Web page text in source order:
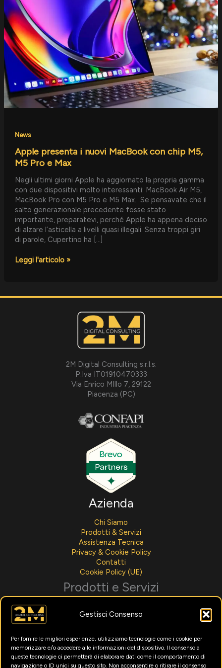
Gestisci Consenso
Per fornire le migliori esperienze, utilizziamo tecnologie come i cookie per
memorizzare e/o accedere alle informazioni del dispositivo. Il consenso a
queste tecnologie ci permetterà di elaborare dati come il comportamento di
navigazione o ID unici su questo sito. Non acconsentire o ritirare il consenso
News
Apple presenta i nuovi MacBook con chip M5,
M5 Pro e Max
Negli ultimi giorni Apple ha aggiornato la propria gamma
con due dispositivi molto interessanti: MacBook Air M5,
MacBook Pro con M5 Pro e M5 Max. Se pensavate che il
salto generazionale precedente fosse stato
importante, preparatevi, perché Apple ha appena deciso
di alzare l’asticella a livelli quasi illegali. Senza troppi giri
di parole, Cupertino ha […]
MacBook
con
chip
M5,
M5
Pro
Leggi l'articolo »
2M Digital Consulting s.r.l.s.
P.Iva IT01910470333
Via Enrico MIllo 7, 29122
Piacenza (PC)
Azienda
Chi Siamo
Prodotti & Servizi
Assistenza Tecnica
Privacy & Cookie Policy
Contatti
Cookie Policy (UE)
Prodotti e Servizi
Integrazioni AI
Noleggio Per Aziende
Menù Digitali
Formazione Intelligenza Artificiale
Marketing Digitale